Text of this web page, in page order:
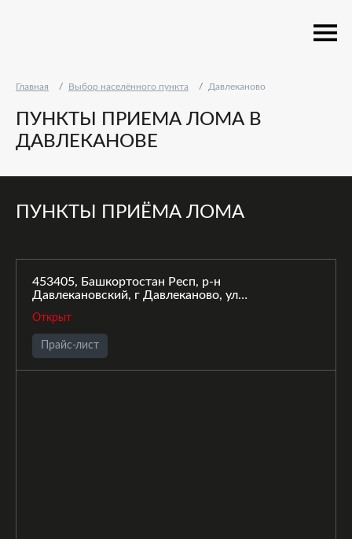
Главная Выбор населённого пункта Давлеканово
ПУНКТЫ ПРИЕМА ЛОМА В
ДАВЛЕКАНОВЕ
ПУНКТЫ ПРИЁМА ЛОМА
453405, Башкортостан Респ, р-н
Давлекановский, г Давлеканово, ул
Открыт
Прайс-лист